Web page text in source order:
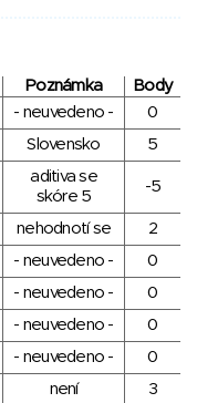
Poznámka
Body
- neuvedeno -
0
Slovensko 5
aditiva se
skóre 5
-5
nehodnotí se
2
- neuvedeno -
0
- neuvedeno -
0
- neuvedeno -
0
- neuvedeno -
0
není
3